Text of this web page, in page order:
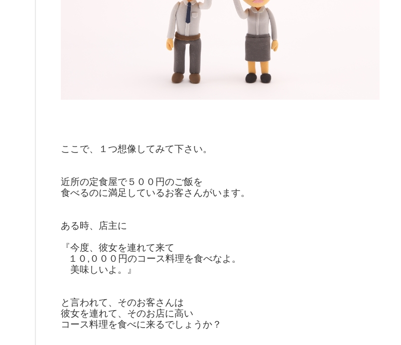
ここで、１つ想像してみて下さい。
近所の定食屋で５００円のご飯を
食べるのに満足しているお客さんがいます。
ある時、店主に
『今度、彼女を連れて来て
１０,０００円のコース料理を食べなよ。
美味しいよ。』
と言われて、そのお客さんは
彼女を連れて、 そのお店に高い
コース料理を食べに来るでしょうか？